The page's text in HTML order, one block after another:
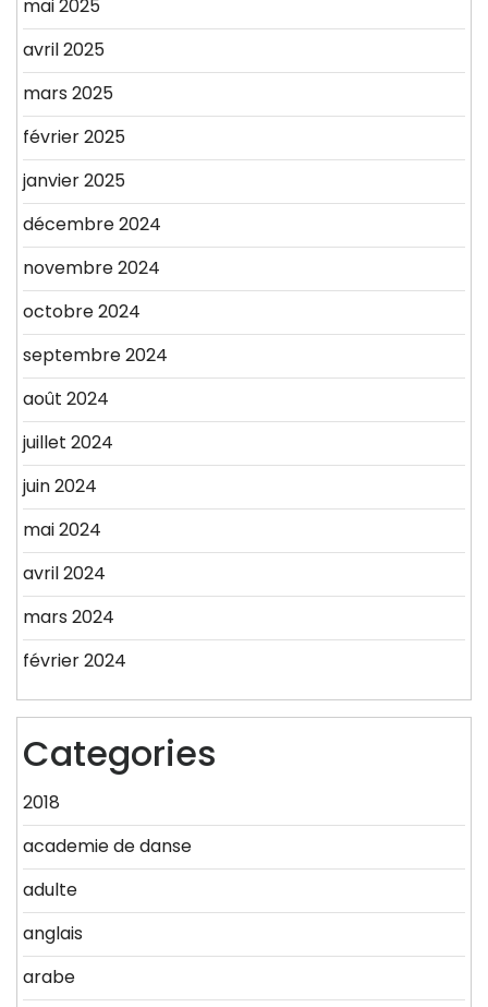
mai 2025
avril 2025
mars 2025
février 2025
janvier 2025
décembre 2024
novembre 2024
octobre 2024
septembre 2024
août 2024
juillet 2024
juin 2024
mai 2024
avril 2024
mars 2024
février 2024
Categories
2018
academie de danse
adulte
anglais
arabe